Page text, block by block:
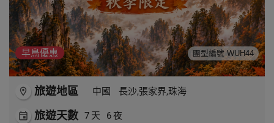
早鳥優惠 團型編號 WUH44
room 旅遊地區 中國 長沙,張家界,珠海
event 旅遊天數 7 天 6夜